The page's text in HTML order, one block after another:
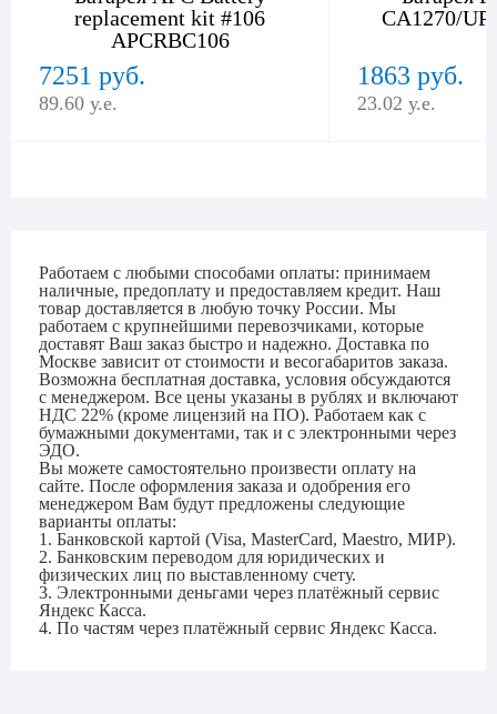
replacement kit #106
APCRBC106
7251 руб.
89.60 у.е.
CA1270/
1863 руб.
23.02 у.е.
Работаем с любыми способами оплаты: принимаем
наличные, предоплату и предоставляем кредит. Наш
товар доставляется в любую точку России. Мы
работаем с крупнейшими перевозчиками, которые
доставят Ваш заказ быстро и надежно. Доставка по
Москве зависит от стоимости и весогабаритов заказа.
Возможна бесплатная доставка, условия обсуждаются
с менеджером. Все цены указаны в рублях и включают
НДС 22% (кроме лицензий на ПО). Работаем как с
бумажными документами, так и с электронными через
ЭДО.
Вы можете самостоятельно произвести оплату на
сайте. После оформления заказа и одобрения его
менеджером Вам будут предложены следующие
варианты оплаты:
1. Банковской картой (Visa, MasterCard, Maestro, МИР).
2. Банковским переводом для юридических и
физических лиц по выставленному счету.
3. Электронными деньгами через платёжный сервис
Яндекс Касса.
4. По частям через платёжный сервис Яндекс Касса.